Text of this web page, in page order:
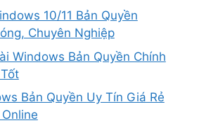
10/11 Bản Quyền
Chuyên Nghiệp
Windows Bản Quyền Chính
Bản Quyền Uy Tín Giá Rẻ